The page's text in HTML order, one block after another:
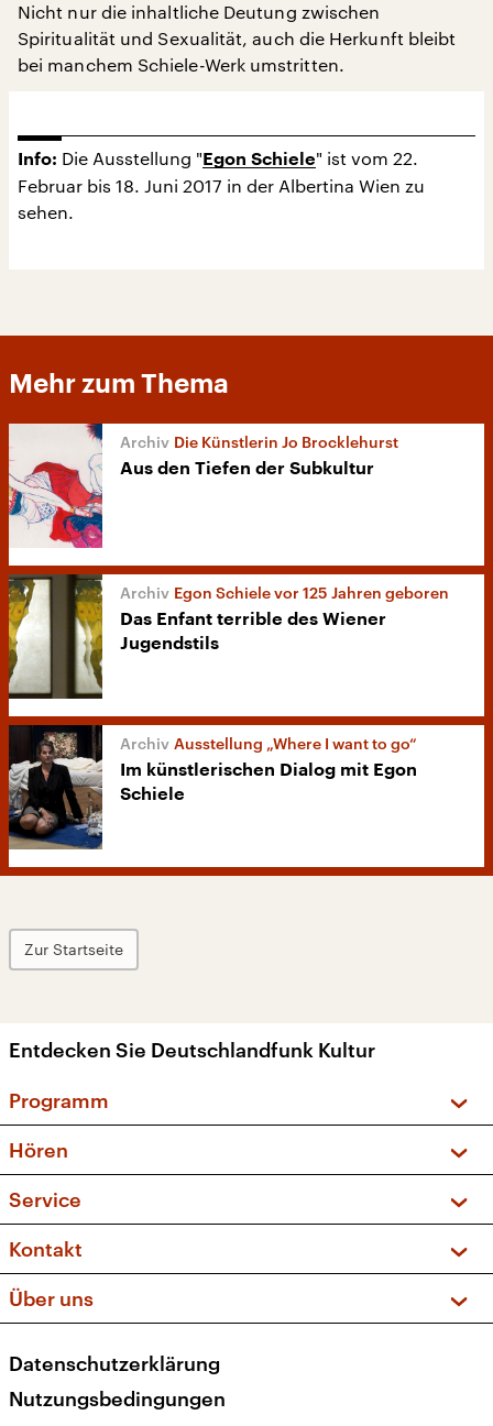
Nicht nur die inhaltliche Deutung zwischen
Spiritualität und Sexualität, auch die Herkunft bleibt
bei manchem Schiele-Werk umstritten.
Info: Die Ausstellung " Egon Schiele" ist vom 22.
Februar bis 18. Juni 2017 in der Albertina Wien zu
sehen.
Mehr zum Thema
Die Künstlerin Jo Brocklehurst
Aus den Tiefen der Subkultur
Egon Schiele vor 125 Jahren geboren
Das Enfant terrible des Wiener
Jugendstils
Ausstellung „Where I want to go“
Im künstlerischen Dialog mit Egon
Schiele
Zur Startseite
Entdecken Sie Deutschlandfunk Kultur
Programm
Sendungen und Podcasts
Musikliste
Kakadu – Das Kinderprogramm
Hören
Frequenzen (UKW + DAB+)
Service
FAQ
Apps
Newsletter
Veranstaltungen
Kontakt
Social Media
Über uns
Presse
Karriere
Datenschutzerklärung
Nutzungsbedingungen